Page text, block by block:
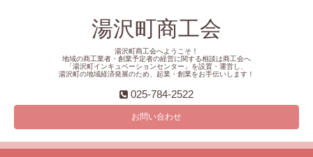
湯沢町商工会
湯沢町商工会へようこそ！
地域の商工業者・創業予定者の経営に関する相談は商工会へ
「湯沢町インキュベーションセンター」を設置・運営し、
湯沢町の地域経済発展のため、起業・創業をお手伝いします！
025-784-2522
お問い合わせ